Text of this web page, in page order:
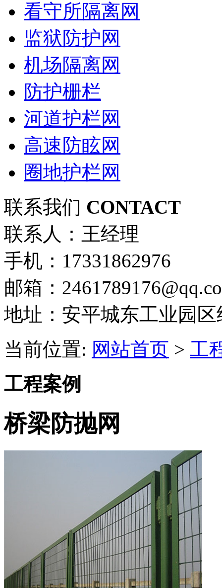
看守所隔离网
监狱防护网
机场隔离网
防护栅栏
河道护栏网
高速防眩网
圈地护栏网
联系我们 CONTACT
联系人：王经理
手机：17331862976
邮箱：
地址：安平城东工业园区
当前位置: 网站首页 > 工
工程案例
桥梁防抛网